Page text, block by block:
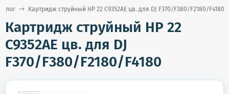
Картридж струйный HP 22 C9352AE цв. для DJ F370/F380/F2180/F4180
Картридж струйный HP 22
C9352AE цв. для DJ
F370/F380/F2180/F4180